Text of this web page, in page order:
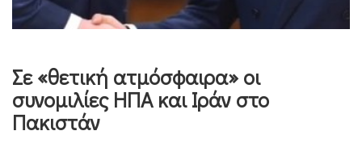
Σε «θετική ατμόσφαιρα» οι
συνομιλίες ΗΠΑ και Ιράν στο
Πακιστάν